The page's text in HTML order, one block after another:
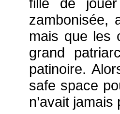
zambonisée,
mais que les
grand
patinoire.
safe space
n’avait